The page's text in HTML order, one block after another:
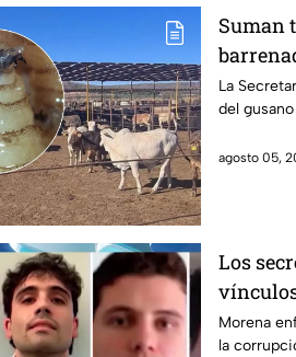
Suman
La
del
agosto 05,
Los
obras
Morena
la